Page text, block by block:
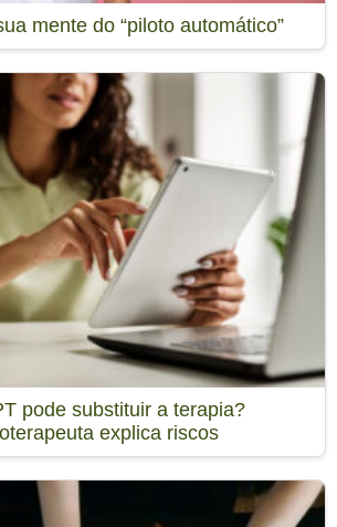
mente do “piloto automático”
pode substituir a terapia?
explica riscos